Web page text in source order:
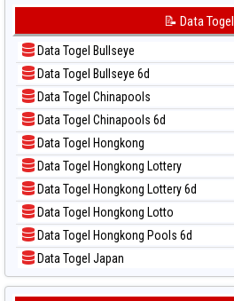
📊 Statistik Sydney Pools 6d
📊 Statistik Taipei
📊 Statistik Taiwan
📝 Pola Dasar Kuda Lari
📝 Pola Dasar Magnum Cambodia
📝 Pola Dasar Nagoya
📝 Pola Dasar North Carolina Day
📝 Pola Dasar Pcso
📝 Pola Dasar Sao Paulo
📝 Pola Dasar Singapore
📝 Pola Dasar Sydney
📝 Pola Dasar Sydney Lottery
📝 Pola Dasar Sydney Lottery 6d
📝 Pola Dasar Sydney Lotto
📝 Data Togel
Data Togel Bullseye
Data Togel Bullseye 6d
Data Togel Chinapools
Data Togel Chinapools 6d
Data Togel Hongkong
Data Togel Hongkong Lottery
Data Togel Hongkong Lottery 6d
Data Togel Hongkong Lotto
Data Togel Hongkong Pools 6d
Data Togel Japan
Data Togel Japan 6d